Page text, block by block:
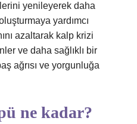
yenileyerek daha
yardımcı
azaltarak kalp krizi
ve daha sağlıklı bir
ağrısı ve yorgunluğa
ne kadar?